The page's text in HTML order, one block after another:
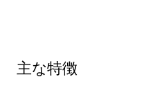
主な特徴